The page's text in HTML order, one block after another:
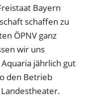
Bayern
schaffen zu
ÖPNV ganz
wir uns
jährlich gut
den Betrieb